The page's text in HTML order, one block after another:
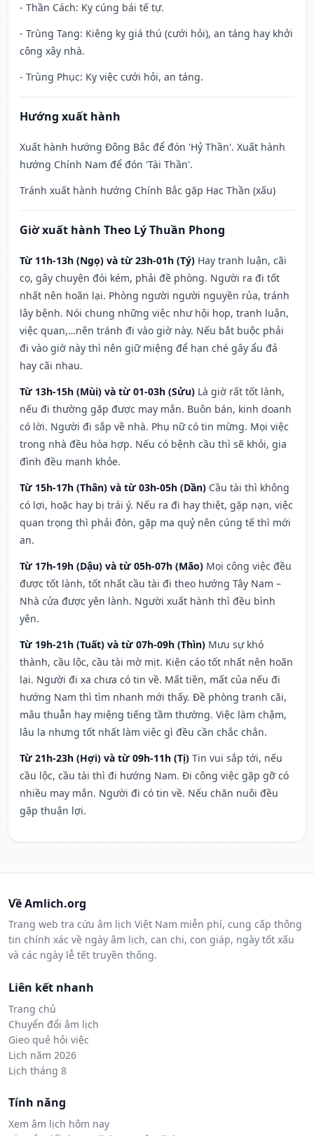
- Thần Cách: Kỵ cúng bái tế tự.
- Trùng Tang: Kiêng kỵ giá thú (cưới hỏi), an táng hay khởi
công xây nhà.
- Trùng Phục: Kỵ việc cưới hỏi, an táng.
Hướng xuất hành
Xuất hành hướng Đông Bắc để đón 'Hỷ Thần'. Xuất hành
hướng Chính Nam để đón 'Tài Thần'.
Tránh xuất hành hướng Chính Bắc gặp Hạc Thần (xấu)
Giờ xuất hành Theo Lý Thuần Phong
Từ 11h-13h (Ngọ) và từ 23h-01h (Tý) Hay tranh luận, cãi
cọ, gây chuyện đói kém, phải đề phòng. Người ra đi tốt
nhất nên hoãn lại. Phòng người người nguyền rủa, tránh
lây bệnh. Nói chung những việc như hội họp, tranh luận,
việc quan,…nên tránh đi vào giờ này. Nếu bắt buộc phải
đi vào giờ này thì nên giữ miệng để hạn ché gây ẩu đả
hay cãi nhau.
Từ 13h-15h (Mùi) và từ 01-03h (Sửu) Là giờ rất tốt lành,
nếu đi thường gặp được may mắn. Buôn bán, kinh doanh
có lời. Người đi sắp về nhà. Phụ nữ có tin mừng. Mọi việc
trong nhà đều hòa hợp. Nếu có bệnh cầu thì sẽ khỏi, gia
đình đều mạnh khỏe.
Từ 15h-17h (Thân) và từ 03h-05h (Dần) Cầu tài thì không
có lợi, hoặc hay bị trái ý. Nếu ra đi hay thiệt, gặp nạn, việc
quan trọng thì phải đòn, gặp ma quỷ nên cúng tế thì mới
an.
Từ 17h-19h (Dậu) và từ 05h-07h (Mão) Mọi công việc đều
được tốt lành, tốt nhất cầu tài đi theo hướng Tây Nam –
Nhà cửa được yên lành. Người xuất hành thì đều bình
yên.
Từ 19h-21h (Tuất) và từ 07h-09h (Thìn) Mưu sự khó
thành, cầu lộc, cầu tài mờ mịt. Kiện cáo tốt nhất nên hoãn
lại. Người đi xa chưa có tin về. Mất tiền, mất của nếu đi
hướng Nam thì tìm nhanh mới thấy. Đề phòng tranh cãi,
mâu thuẫn hay miệng tiếng tầm thường. Việc làm chậm,
lâu la nhưng tốt nhất làm việc gì đều cần chắc chắn.
Từ 21h-23h (Hợi) và từ 09h-11h (Tị) Tin vui sắp tới, nếu
cầu lộc, cầu tài thì đi hướng Nam. Đi công việc gặp gỡ có
nhiều may mắn. Người đi có tin về. Nếu chăn nuôi đều
gặp thuận lợi.
Về Amlich.org
Trang web tra cứu âm lịch Việt Nam miễn phí, cung cấp thông
tin chính xác về ngày âm lịch, can chi, con giáp, ngày tốt xấu
và các ngày lễ tết truyền thống.
Liên kết nhanh
Trang chủ
Chuyển đổi âm lịch
Gieo quẻ hỏi việc
Lịch năm 2026
Lịch tháng 8
Tính năng
Xem âm lịch hôm nay